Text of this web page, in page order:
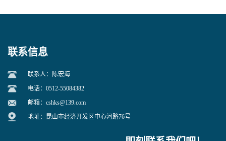
联系信息
联系人：陈宏海
电话：0512-55084382
邮箱： cshks@139.com
地址：昆山市经济开发区中心河路76号